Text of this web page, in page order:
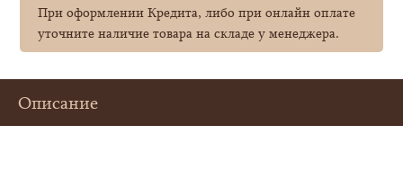
При оформлении Кредита, либо при онлайн оплате
уточните наличие товара на складе у менеджера.
Описание